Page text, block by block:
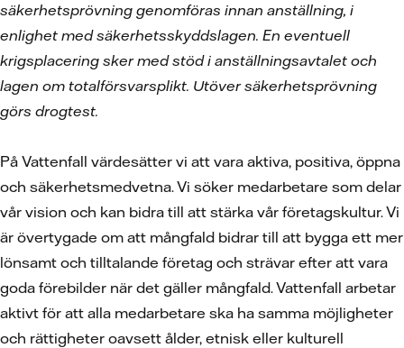
säkerhetsprövning genomföras innan anställning, i
enlighet med säkerhetsskyddslagen. En eventuell
krigsplacering sker med stöd i anställningsavtalet och
lagen om totalförsvarsplikt. Utöver säkerhetsprövning
görs drogtest.
På Vattenfall värdesätter vi att vara aktiva, positiva, öppna
och säkerhetsmedvetna. Vi söker medarbetare som delar
vår vision och kan bidra till att stärka vår företagskultur. Vi
är övertygade om att mångfald bidrar till att bygga ett mer
lönsamt och tilltalande företag och strävar efter att vara
goda förebilder när det gäller mångfald. Vattenfall arbetar
aktivt för att alla medarbetare ska ha samma möjligheter
och rättigheter oavsett ålder, etnisk eller kulturell